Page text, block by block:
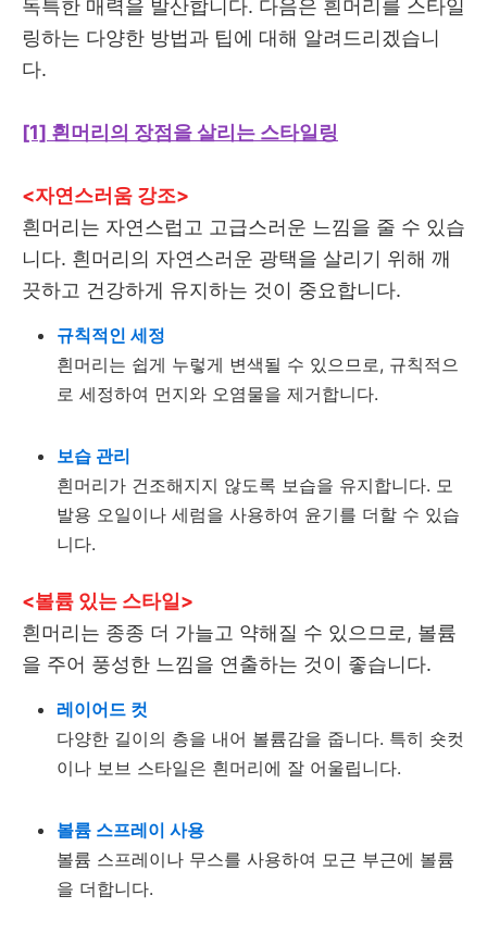
독특한 매력을 발산합니다. 다음은 흰머리를 스타일
링하는 다양한 방법과 팁에 대해 알려드리겠습니
다.
[1] 흰머리의 장점을 살리는 스타일링
<자연스러움 강조>
흰머리는 자연스럽고 고급스러운 느낌을 줄 수 있습
니다. 흰머리의 자연스러운 광택을 살리기 위해 깨
끗하고 건강하게 유지하는 것이 중요합니다.
규칙적인 세정
흰머리는 쉽게 누렇게 변색될 수 있으므로, 규칙적으
로 세정하여 먼지와 오염물을 제거합니다.
보습 관리
흰머리가 건조해지지 않도록 보습을 유지합니다. 모
발용 오일이나 세럼을 사용하여 윤기를 더할 수 있습
니다.
<볼륨 있는 스타일>
흰머리는 종종 더 가늘고 약해질 수 있으므로, 볼륨
을 주어 풍성한 느낌을 연출하는 것이 좋습니다.
레이어드 컷
다양한 길이의 층을 내어 볼륨감을 줍니다. 특히 숏컷
이나 보브 스타일은 흰머리에 잘 어울립니다.
볼륨 스프레이 사용
볼륨 스프레이나 무스를 사용하여 모근 부근에 볼륨
을 더합니다.